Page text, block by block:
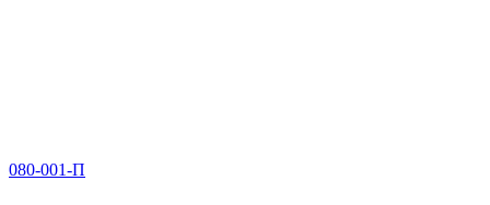
080-001-П